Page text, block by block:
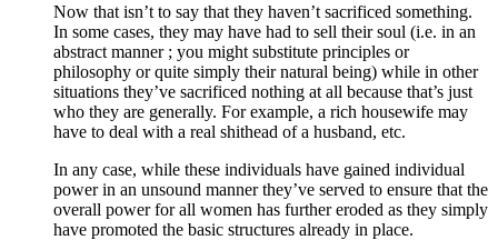
Now that isn’t to say that they haven’t sacrificed something.
In some cases, they may have had to sell their soul (i.e. in an
abstract manner ; you might substitute principles or
philosophy or quite simply their natural being) while in other
situations they’ve sacrificed nothing at all because that’s just
who they are generally. For example, a rich housewife may
have to deal with a real shithead of a husband, etc.
In any case, while these individuals have gained individual
power in an unsound manner they’ve served to ensure that the
overall power for all women has further eroded as they simply
have promoted the basic structures already in place.